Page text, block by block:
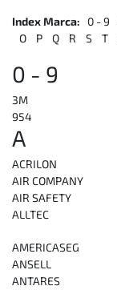
Index Marca: 0 - 9
O
P Q R S T
0 - 9
3M
954
A
ACRILON
AIR COMPANY
AIR SAFETY
ALLTEC
AMERICASEG
ANSELL
ANTARES